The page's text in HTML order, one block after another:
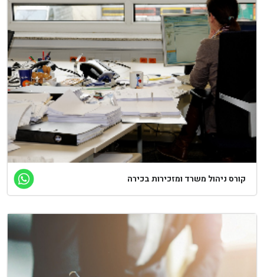
קורס ניהול משרד ומזכירות בכירה